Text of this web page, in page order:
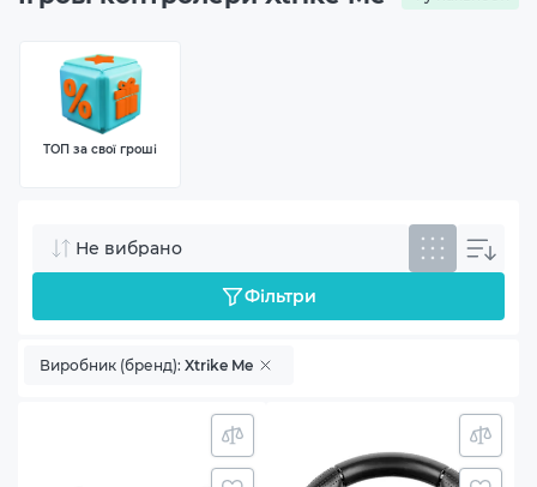
ТОП за свої гроші
Не вибрано
Фільтри
Виробник (бренд): Xtrike Me